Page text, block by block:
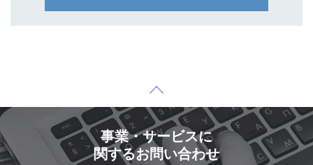
事業・サービスに
関するお問い合わせ